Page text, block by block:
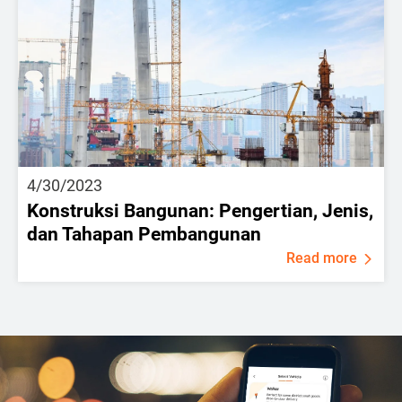
4/30/2023
Konstruksi Bangunan: Pengertian, Jenis,
dan Tahapan Pembangunan
Read more